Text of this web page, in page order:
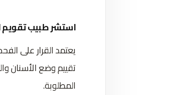
استشر طبيب تقويم
يعتمد القرار على
تقييم وضع الأسنان
المطلوبة.